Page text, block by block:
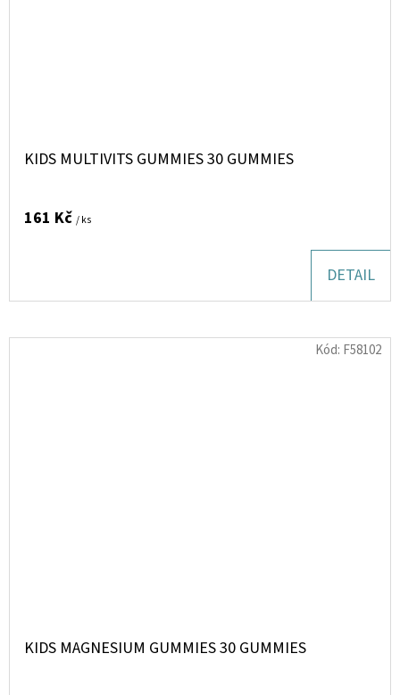
KIDS MULTIVITS GUMMIES 30 GUMMIES
161 Kč / ks
DETAIL
KIDS MAGNESIUM GUMMIES 30 GUMMIES
Kód: F58102